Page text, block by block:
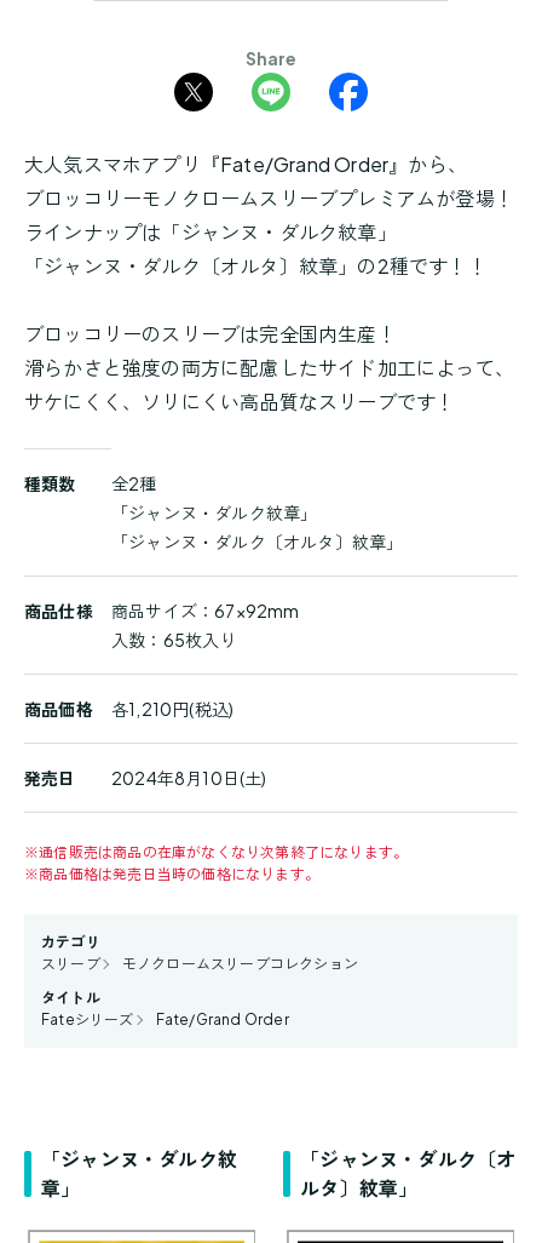
Share
大人気スマホアプリ『Fate/Grand Order』から、
ブロッコリーモノクロームスリーブプレミアムが登場！
ラインナップは「ジャンヌ・ダルク紋章」
「ジャンヌ・ダルク〔オルタ〕紋章」の2種です！！
ブロッコリーのスリーブは完全国内生産！
滑らかさと強度の両方に配慮したサイド加工によって、
サケにくく、ソリにくい高品質なスリーブです！
品
種類数
全2種
「ジャンヌ・ダルク紋章」
「ジャンヌ・ダルク〔オルタ〕紋章」
商品仕様
商品サイズ：67×92mm
入数：65枚入り
商品価格 各1,210円(税込)
発売日 2024年8月10日(土)
※通信販売は商品の在庫がなくなり次第終了になります。
※商品価格は発売日当時の価格になります。
カテゴリ
スリーブ
モノクロームスリーブコレクション
タイトル
Fateシリーズ
Fate/Grand Order
「ジャンヌ・ダルク紋
章」
「ジャンヌ・ダルク〔オ
ルタ〕紋章」